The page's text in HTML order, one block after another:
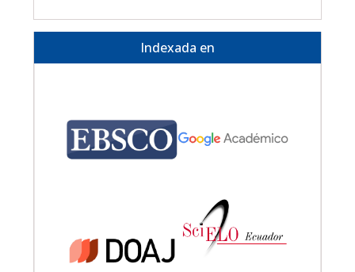
Indexada en